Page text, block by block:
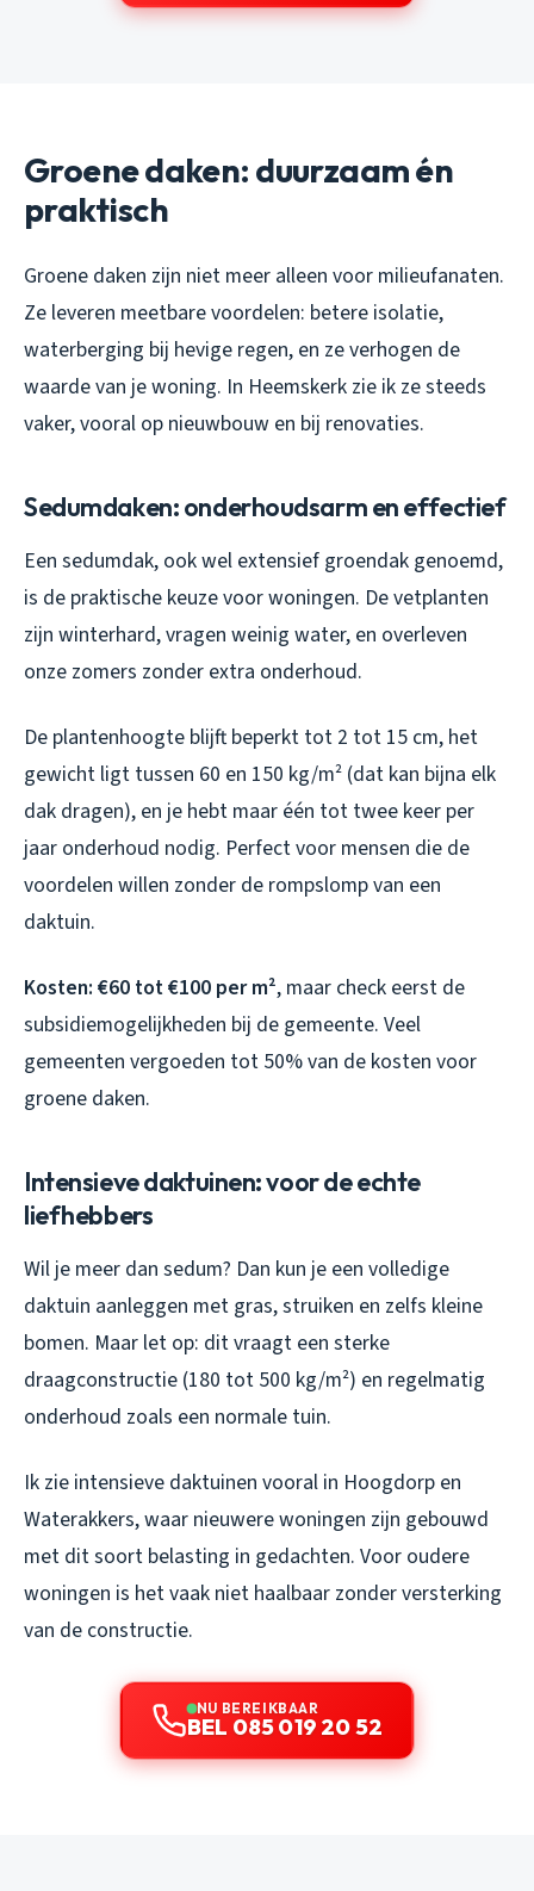
Groene daken: duurzaam én
praktisch
Groene daken zijn niet meer alleen voor milieufanaten.
Ze leveren meetbare voordelen: betere isolatie,
waterberging bij hevige regen, en ze verhogen de
waarde van je woning. In Heemskerk zie ik ze steeds
vaker, vooral op nieuwbouw en bij renovaties.
Sedumdaken: onderhoudsarm en effectief
Een sedumdak, ook wel extensief groendak genoemd,
is de praktische keuze voor woningen. De vetplanten
zijn winterhard, vragen weinig water, en overleven
onze zomers zonder extra onderhoud.
De plantenhoogte blijft beperkt tot 2 tot 15 cm, het
gewicht ligt tussen 60 en 150 kg/m² (dat kan bijna elk
dak dragen), en je hebt maar één tot twee keer per
jaar onderhoud nodig. Perfect voor mensen die de
voordelen willen zonder de rompslomp van een
daktuin.
Kosten: €60 tot €100 per m², maar check eerst de
subsidiemogelijkheden bij de gemeente. Veel
gemeenten vergoeden tot 50% van de kosten voor
groene daken.
Intensieve daktuinen: voor de echte
liefhebbers
Wil je meer dan sedum? Dan kun je een volledige
daktuin aanleggen met gras, struiken en zelfs kleine
bomen. Maar let op: dit vraagt een sterke
draagconstructie (180 tot 500 kg/m²) en regelmatig
onderhoud zoals een normale tuin.
Ik zie intensieve daktuinen vooral in Hoogdorp en
Waterakkers, waar nieuwere woningen zijn gebouwd
met dit soort belasting in gedachten. Voor oudere
woningen is het vaak niet haalbaar zonder versterking
van de constructie.
NU BEREIKBAAR
BEL 085 019 20 52